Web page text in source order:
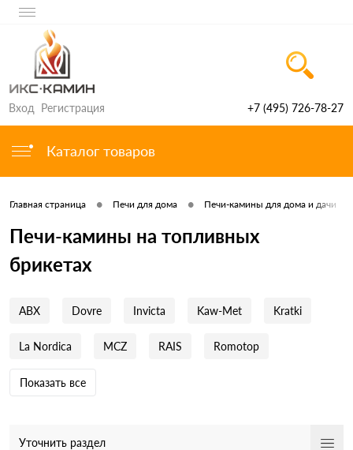
Вход Регистрация +7 (495) 726-78-27
Каталог товаров
Главная страница • Печи для дома • Печи-камины для дома и дачи
Печи-камины на топливных
брикетах
ABX Dovre Invicta Kaw-Met Kratki
La Nordica MCZ RAIS Romotop
Показать все
Уточнить раздел